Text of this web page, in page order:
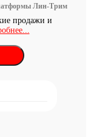
Лин-Трим
продажи и